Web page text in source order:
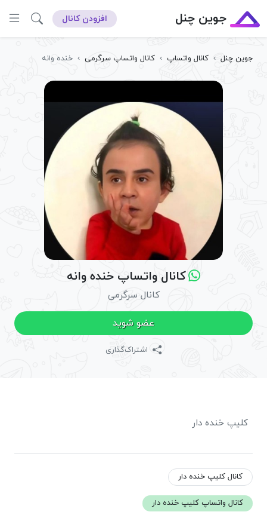
جوین چنل افزودن کانال
جوین چنل › کانال واتساپ › کانال واتساپ سرگرمی › خنده وانه
کانال واتساپ خنده وانه
کانال سرگرمی
عضو شوید
اشتراک‌گذاری
کلیپ خنده دار
کانال کلیپ خنده دار
کانال واتساپ کلیپ خنده دار